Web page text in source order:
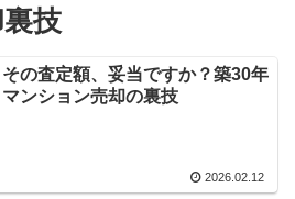
技
その査定額、妥当ですか？築30年
マンション売却の裏技
2026.02.12